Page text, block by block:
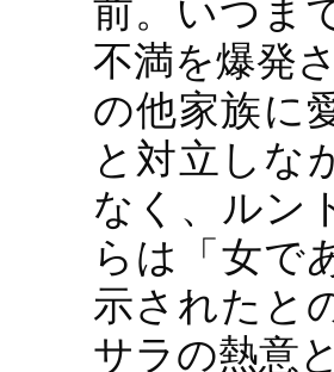
不満を爆発
の他家族に
と対立しな
なく、ルン
らは「女で
示されたと
サラの熱意